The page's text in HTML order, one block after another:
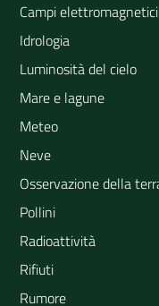
Campi elettromagnetici
Idrologia
Luminosità del cielo
Mare e lagune
Meteo
Neve
Osservazione della
Pollini
Radioattività
Rifiuti
Rumore